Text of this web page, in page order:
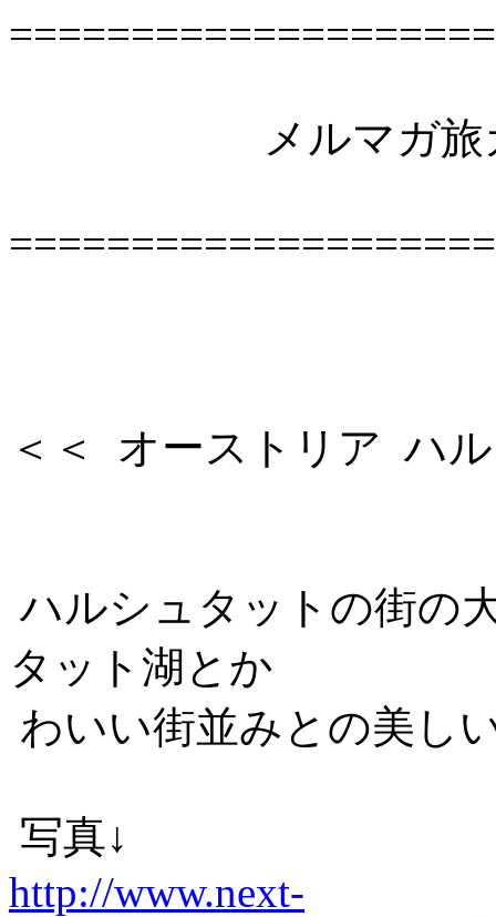
メルマガ旅ガイ
＜＜ オーストリア ハ
ハルシュタットの街の
タット湖とか
わいい街並みとの美し
写真↓
http://www.next-